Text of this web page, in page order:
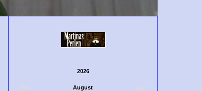
2026
<<< August >>>